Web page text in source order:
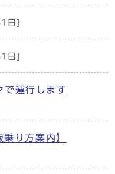
日]
日]
運行します
り方案内】